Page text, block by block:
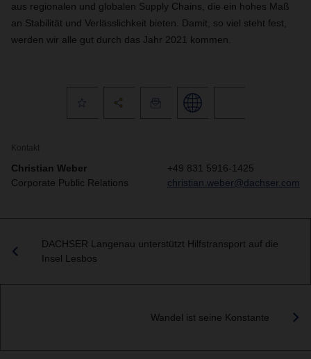
aus regionalen und globalen Supply Chains, die ein hohes Maß
an Stabilität und Verlässlichkeit bieten. Damit, so viel steht fest,
werden wir alle gut durch das Jahr 2021 kommen.
Kontakt
Christian Weber
Corporate Public Relations
+49 831 5916-1425
christian.weber@dachser.com
DACHSER Langenau unterstützt Hilfstransport auf die
Insel Lesbos
Wandel ist seine Konstante